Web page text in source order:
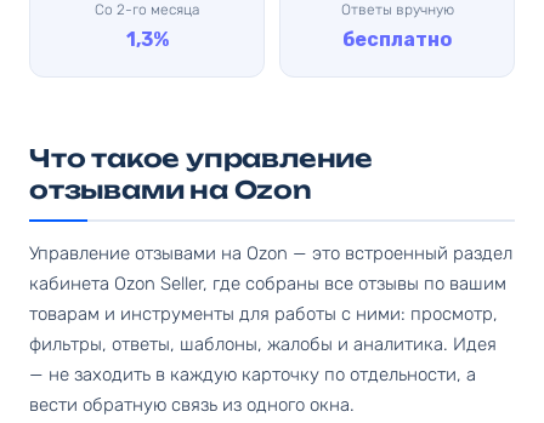
Со 2-го месяца
1,3%
Ответы вручную
бесплатно
Что такое управление
отзывами на Ozon
Управление отзывами на Ozon — это встроенный раздел
кабинета Ozon Seller, где собраны все отзывы по вашим
товарам и инструменты для работы с ними: просмотр,
фильтры, ответы, шаблоны, жалобы и аналитика. Идея
— не заходить в каждую карточку по отдельности, а
вести обратную связь из одного окна.